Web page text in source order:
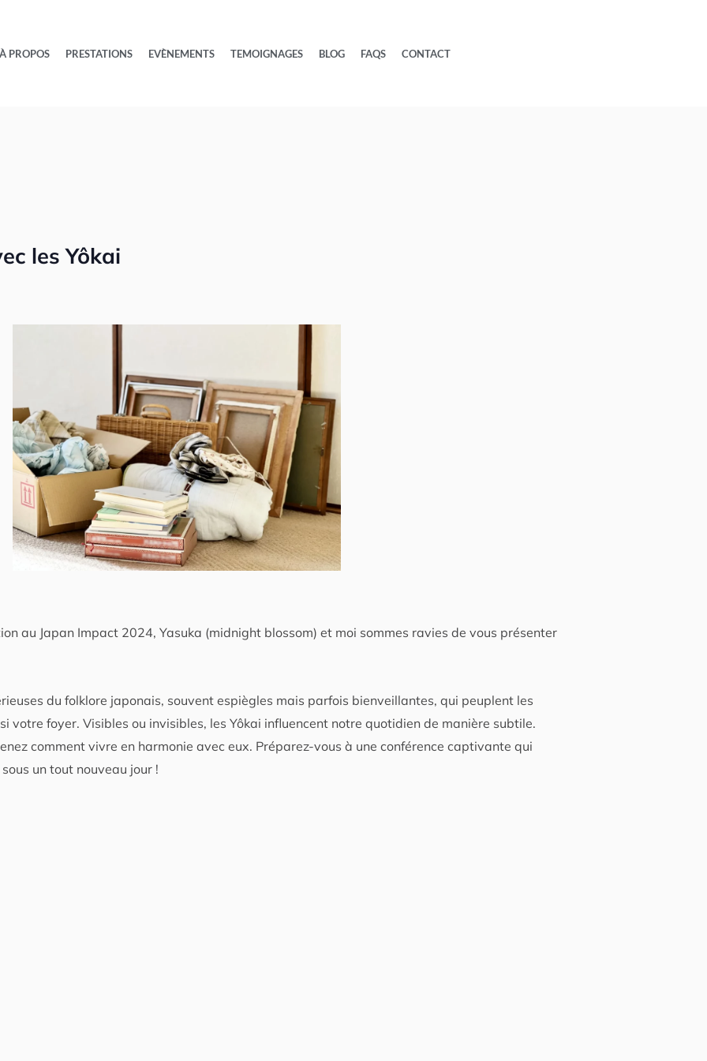
PROPOS PRESTATIONS EVÈNEMENTS TEMOIGNAGES BLOG FAQS CONTACT
les Yôkai
au Japan Impact 2024, Yasuka (midnight blossom) et moi sommes ravies de vous présenter
du folklore japonais, souvent espiègles mais parfois bienveillantes, qui peuplent les
votre foyer. Visibles ou invisibles, les Yôkai influencent notre quotidien de manière subtile.
comment vivre en harmonie avec eux. Préparez-vous à une conférence captivante qui
un tout nouveau jour !